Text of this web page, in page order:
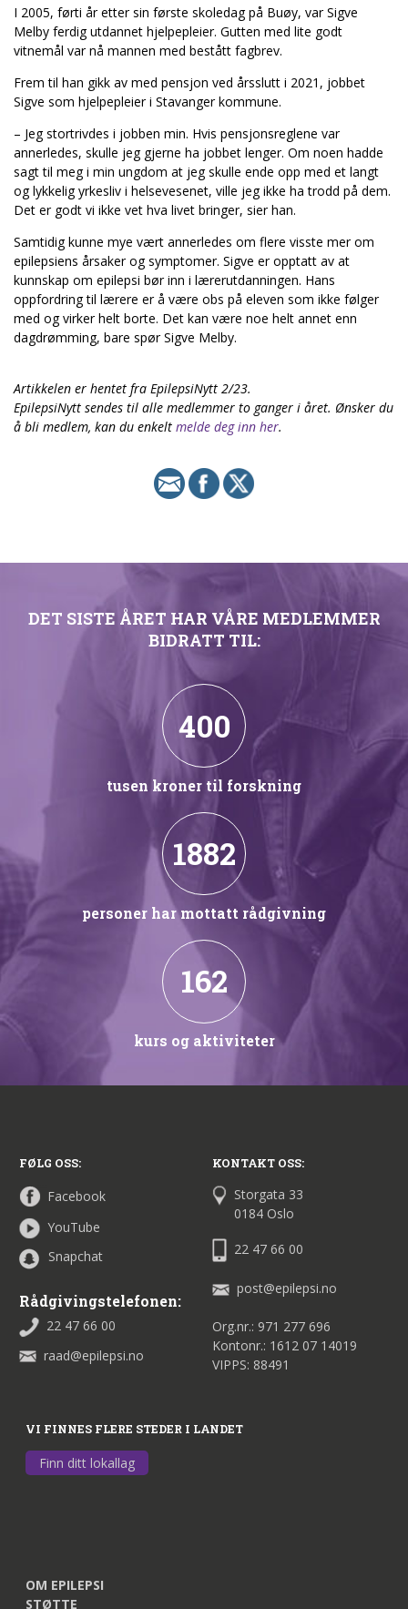
I 2005, førti år etter sin første skoledag på Buøy, var Sigve
Melby ferdig utdannet hjelpepleier. Gutten med lite godt
vitnemål var nå mannen med bestått fagbrev.
Frem til han gikk av med pensjon ved årsslutt i 2021, jobbet
Sigve som hjelpepleier i Stavanger kommune.
– Jeg stortrivdes i jobben min. Hvis pensjonsreglene var
annerledes, skulle jeg gjerne ha jobbet lenger. Om noen hadde
sagt til meg i min ungdom at jeg skulle ende opp med et langt
og lykkelig yrkesliv i helsevesenet, ville jeg ikke ha trodd på dem.
Det er godt vi ikke vet hva livet bringer, sier han.
Samtidig kunne mye vært annerledes om flere visste mer om
epilepsiens årsaker og symptomer. Sigve er opptatt av at
kunnskap om epilepsi bør inn i lærerutdanningen. Hans
oppfordring til lærere er å være obs på eleven som ikke følger
med og virker helt borte. Det kan være noe helt annet enn
dagdrømming, bare spør Sigve Melby.
Artikkelen er hentet fra EpilepsiNytt 2/23.
EpilepsiNytt sendes til alle medlemmer to ganger i året. Ønsker du
å bli medlem, kan du enkelt melde deg inn her.
DET SISTE ÅRET HAR VÅRE MEDLEMMER
BIDRATT TIL:
400
tusen kroner til forskning
1882
personer har mottatt rådgivning
162
kurs og aktiviteter
FØLG OSS:
Facebook
YouTube
Snapchat
Rådgivingstelefonen:
22 47 66 00
raad@epilepsi.no
KONTAKT OSS:
Storgata 33
0184 Oslo
22 47 66 00
post@epilepsi.no
Org.nr.: 971 277 696
Kontonr.: 1612 07 14019
VIPPS: 88491
VI FINNES FLERE STEDER I LANDET
Finn ditt lokallag
OM EPILEPSI
STØTTE